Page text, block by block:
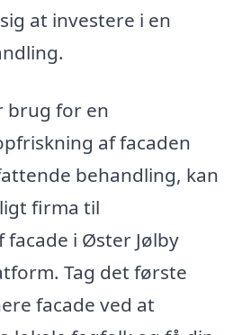
at investere i en
brug for en
af facaden
behandling, kan
firma til
i Øster Jølby
Tag det første
facade ved at